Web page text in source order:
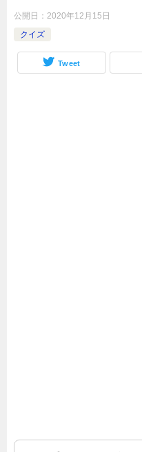
公開日： 2020年12月15日
クイズ
Tweet